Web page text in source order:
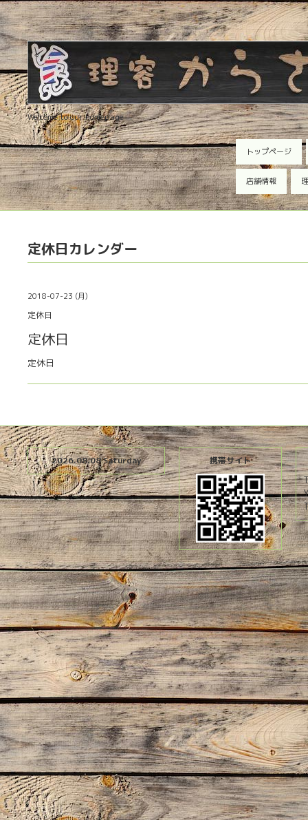
Welcome to our homepage
トップページ
店舗情報
定休日カレンダー
2018-07-23 (月)
定休日
定休日
定休日
2026.08.08 Saturday 携帯サイト